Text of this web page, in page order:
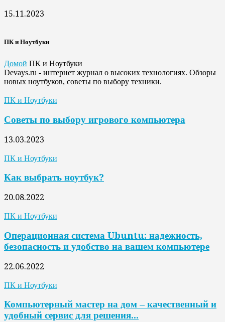
15.11.2023
ПК и Ноутбуки
Домой ПК и Ноутбуки
Devays.ru - интернет журнал о высоких технологиях. Обзоры
новых ноутбуков, советы по выбору техники.
ПК и Ноутбуки
Советы по выбору игрового компьютера
13.03.2023
ПК и Ноутбуки
Как выбрать ноутбук?
20.08.2022
ПК и Ноутбуки
Операционная система Ubuntu: надежность,
безопасность и удобство на вашем компьютере
22.06.2022
ПК и Ноутбуки
Компьютерный мастер на дом – качественный и
удобный сервис для решения...